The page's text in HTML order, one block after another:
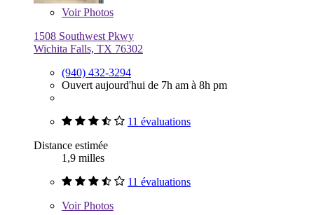
VoirPhotos
1508 Southwest Pkwy
Wichita Falls, TX 76302
(940) 432-3294
Ouvert aujourd'hui de 7h am à 8h pm
11 évaluations
Distance estimée
1,9 milles
11 évaluations
VoirPhotos